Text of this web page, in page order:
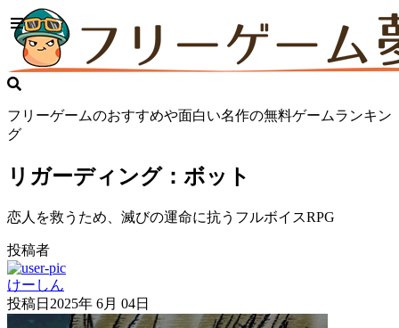
フリーゲームのおすすめや面白い名作の無料ゲームランキン
グ
リガーディング：ボット
恋人を救うため、滅びの運命に抗うフルボイスRPG
投稿者
けーしん
投稿日 2025年 6月 04日